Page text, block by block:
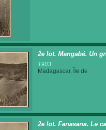
2e lot. Mangabé. Un
1903
Madagascar, Île de
2e lot. Fanasana. Le